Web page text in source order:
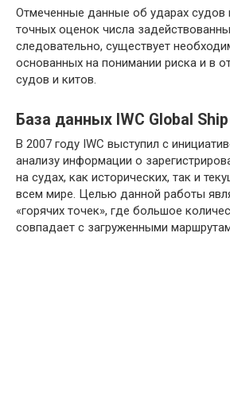
Отмеченные данные об ударах судов
точных оценок числа
следовательно, существует
основанных на понимании риска и в
судов и китов.
База данных IWC Global
В 2007 году IWC выступил с
анализу информации о
на судах, как исторических, так и
всем мире. Целью данной работы
«горячих точек», где большое
совпадает с загруженными